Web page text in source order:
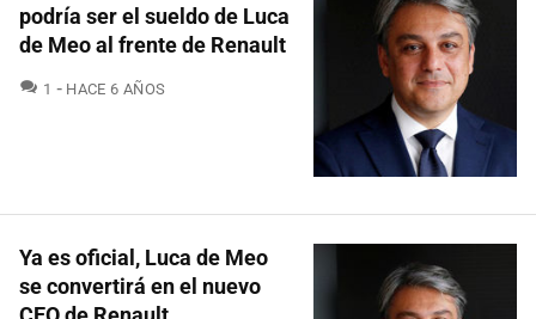
podría ser el sueldo de Luca
de Meo al frente de Renault
1 COMENTARIOS
HACE 6 AÑOS
Ya es oficial, Luca de Meo
se convertirá en el nuevo